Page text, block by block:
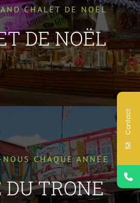
CHALET DE NOËL
DE NOËL
CHAQUE ANNÉE
DU TRONE
Contact